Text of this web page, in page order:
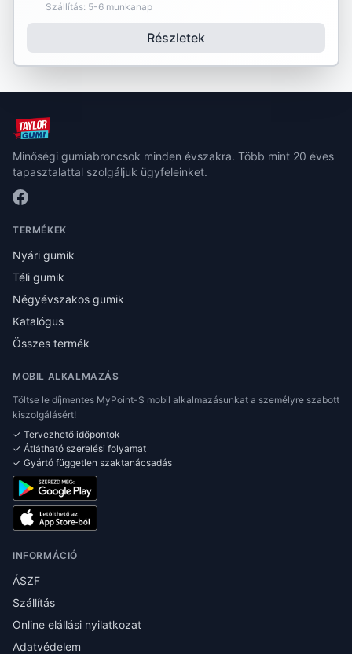
Szállítás: 5-6 munkanap
Részletek
Minőségi gumiabroncsok minden évszakra. Több mint 20 éves
tapasztalattal szolgáljuk ügyfeleinket.
TERMÉKEK
Nyári gumik
Téli gumik
Négyévszakos gumik
Katalógus
Összes termék
MOBIL ALKALMAZÁS
Töltse le díjmentes MyPoint-S mobil alkalmazásunkat a személyre szabott
kiszolgálásért!
✓ Tervezhető időpontok
✓ Átlátható szerelési folyamat
✓ Gyártó független szaktanácsadás
INFORMÁCIÓ
ÁSZF
Szállítás
Online elállási nyilatkozat
Adatvédelem